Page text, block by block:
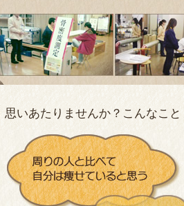
思いあたりませんか？こんなこと